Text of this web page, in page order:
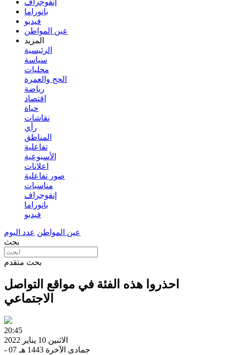
إنفوجراف
بانوراما
فيديو
عين المواطن
المزيد
الرئيسية
سياسة
محليات
الحج والعمرة
رياضة
اقتصاد
حياة
نقاشات
رأي
المناطق
تفاعلية
الأسبوعية
اعلانات
صور تفاعلية
مناسبات
إنفوجراف
بانوراما
فيديو
عين المواطن عدد اليوم
بحث
بحث متقدم
احذروا هذه الفئة في مواقع التواصل
الاجتماعي
20:45
الاثنين 10 يناير 2022
- 07 جمادى الآخرة 1443 هـ